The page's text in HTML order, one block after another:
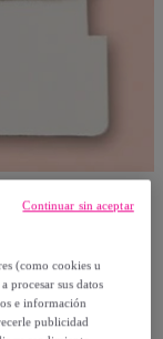
bride"
(como cookies u
procesar sus datos
e información
publicidad
Continuar sin aceptar